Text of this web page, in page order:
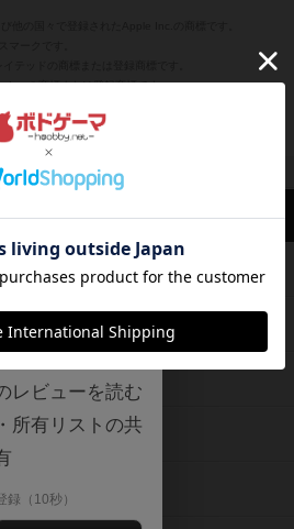
Inc.の商標または登録商標です。
覧 chaco 閉じる
イ履歴を記録し
しませんか？
ーマを利用中！
レビューを読む
所有リストの共
録（10秒）
る
ビュー